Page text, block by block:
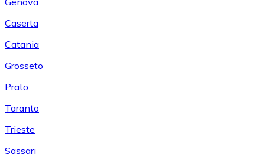
Caserta
Catania
Grosseto
Prato
Taranto
Trieste
Sassari